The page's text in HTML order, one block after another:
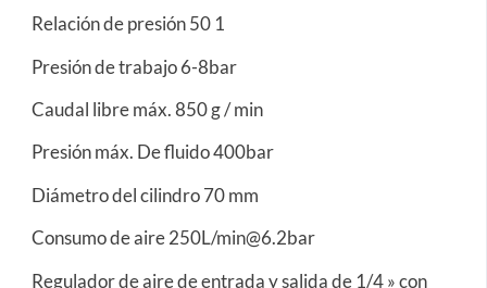
Relación de presión 50 1
Presión de trabajo 6-8bar
Caudal libre máx. 850 g / min
Presión máx. De fluido 400bar
Diámetro del cilindro 70 mm
Consumo de aire 250L/min@6.2bar
Regulador de aire de entrada y salida de 1/4 » con